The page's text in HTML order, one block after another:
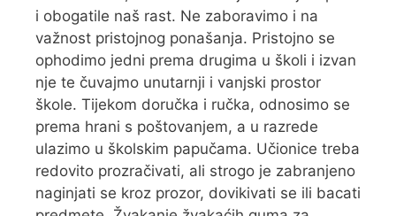
i obogatile naš rast. Ne zaboravimo i na
važnost pristojnog ponašanja. Pristojno se
ophodimo jedni prema drugima u školi i izvan
nje te čuvajmo unutarnji i vanjski prostor
škole. Tijekom doručka i ručka, odnosimo se
prema hrani s poštovanjem, a u razrede
ulazimo u školskim papučama. Učionice treba
redovito prozračivati, ali strogo je zabranjeno
naginjati se kroz prozor, dovikivati se ili bacati